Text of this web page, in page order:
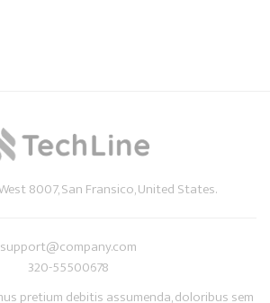
8007, San Fransico, United States.
support@company.com
320-55500678
pretium debitis assumenda, doloribus sem